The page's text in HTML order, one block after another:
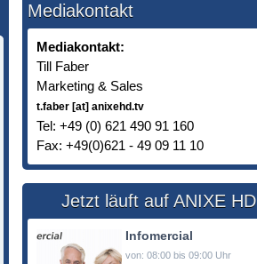
Mediakontakt
Mediakontakt:
Till Faber
Marketing & Sales
t.faber [at] anixehd.tv
Tel: +49 (0) 621 490 91 160
Fax: +49(0)621 - 49 09 11 10
Jetzt läuft auf ANIXE HD
Infomercial
von: 08:00 bis 09:00 Uhr